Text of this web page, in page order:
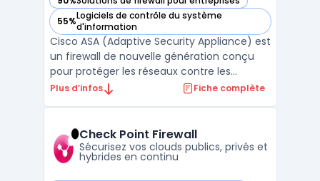
— voir Cisco ASA dans cette catégorie
55%Logiciels de contrôle du système
d'information
— voir Cisco ASA dans cette catégorie
Cisco ASA (Adaptive Security Appliance) est
un firewall de nouvelle génération conçu
pour protéger les réseaux contre les
menaces en constante évolution. Il
protection contre les attaques
malveillantes et une fonction de gestion ...
Plus d’infos Fiche complète
Check Point Firewall
Sécurisez vos clouds publics, privés et
hybrides en continu